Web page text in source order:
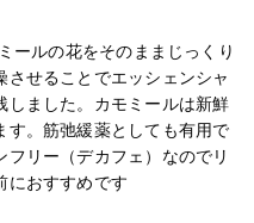
ールの花をそのままじっくり
せることでエッシェンシャ
しました。カモミールは新鮮
す。筋弛緩薬としても有用で
リー（デカフェ）なのでリ
におすすめです